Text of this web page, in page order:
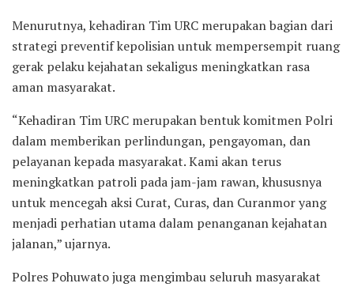
Menurutnya, kehadiran Tim URC merupakan bagian dari
strategi preventif kepolisian untuk mempersempit ruang
gerak pelaku kejahatan sekaligus meningkatkan rasa
aman masyarakat.
“Kehadiran Tim URC merupakan bentuk komitmen Polri
dalam memberikan perlindungan, pengayoman, dan
pelayanan kepada masyarakat. Kami akan terus
meningkatkan patroli pada jam-jam rawan, khususnya
untuk mencegah aksi Curat, Curas, dan Curanmor yang
menjadi perhatian utama dalam penanganan kejahatan
jalanan,” ujarnya.
Polres Pohuwato juga mengimbau seluruh masyarakat